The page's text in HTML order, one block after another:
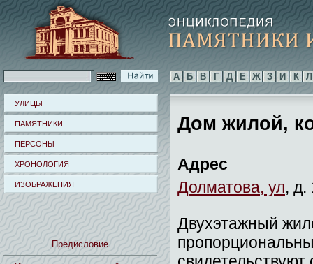
УЛИЦЫ
ПАМЯТНИКИ
ПЕРСОНЫ
ХРОНОЛОГИЯ
ИЗОБРАЖЕНИЯ
Предисловие
А Б В Г Д Е Ж З И К Л
Дом жилой,
Адрес
Долматова, ул, д.
Двухэтажный